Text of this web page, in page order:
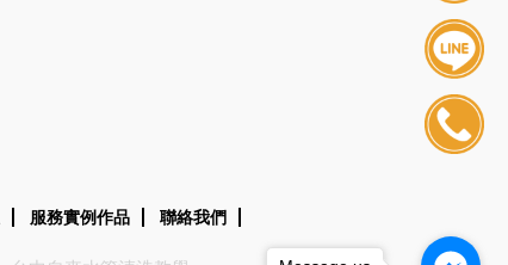
服務實例作品 聯絡我們